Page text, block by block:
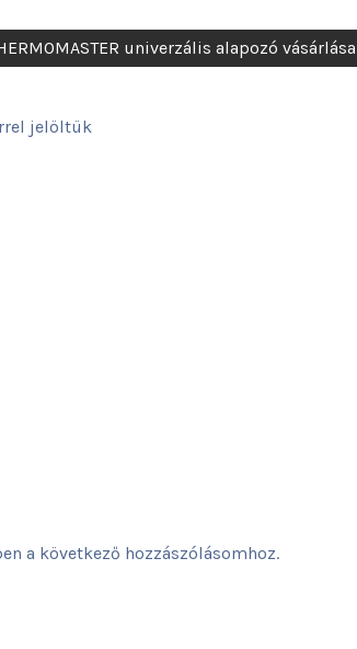
univerzális alapozó vásárlása
jelöltük
a következő hozzászólásomhoz.